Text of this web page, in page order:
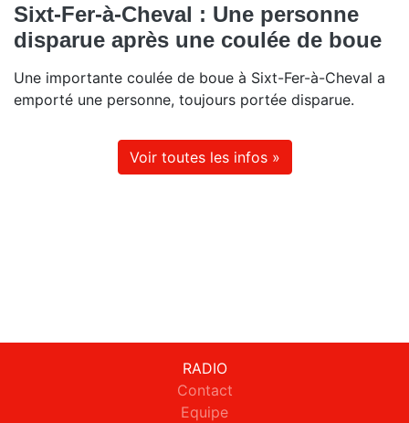
Sixt-Fer-à-Cheval : Une personne
disparue après une coulée de boue
Une importante coulée de boue à Sixt-Fer-à-Cheval a
emporté une personne, toujours portée disparue.
Voir toutes les infos »
RADIO
Contact
Equipe